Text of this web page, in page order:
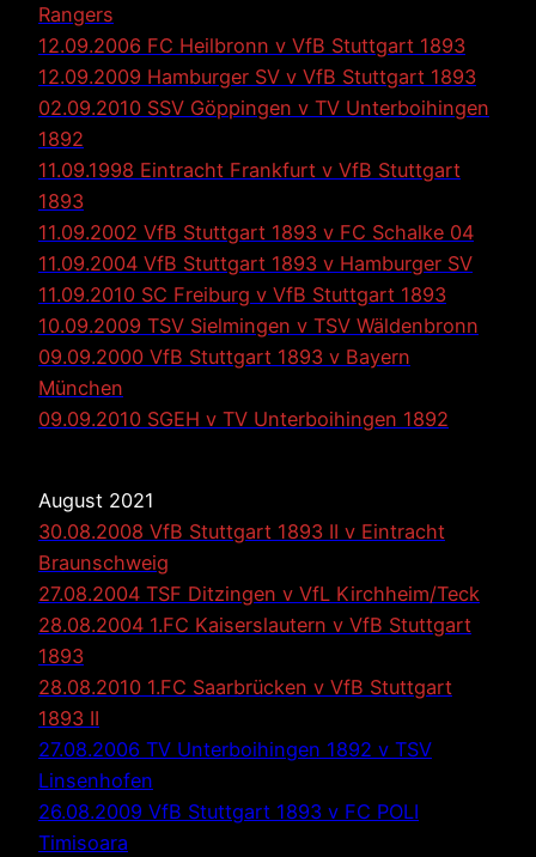
Rangers
12.09.2006 FC Heilbronn v VfB Stuttgart 1893
12.09.2009 Hamburger SV v VfB Stuttgart 1893
02.09.2010 SSV Göppingen v TV Unterboihingen
1892
11.09.1998 Eintracht Frankfurt v VfB Stuttgart
1893
11.09.2002 VfB Stuttgart 1893 v FC Schalke 04
11.09.2004 VfB Stuttgart 1893 v Hamburger SV
11.09.2010 SC Freiburg v VfB Stuttgart 1893
10.09.2009 TSV Sielmingen v TSV Wäldenbronn
09.09.2000 VfB Stuttgart 1893 v Bayern
München
09.09.2010 SGEH v TV Unterboihingen 1892
August 2021
30.08.2008 VfB Stuttgart 1893 II v Eintracht
Braunschweig
27.08.2004 TSF Ditzingen v VfL Kirchheim/Teck
28.08.2004 1.FC Kaiserslautern v VfB Stuttgart
1893
28.08.2010 1.FC Saarbrücken v VfB Stuttgart
1893 II
27.08.2006 TV Unterboihingen 1892 v TSV
Linsenhofen
26.08.2009 VfB Stuttgart 1893 v FC POLI
Timisoara